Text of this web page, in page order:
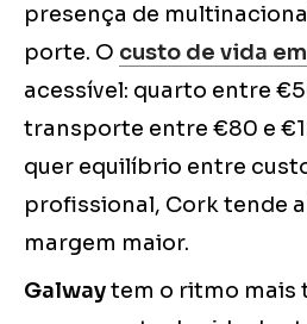
presença de
porte. O custo de vida
acessível: quarto entre
transporte entre €80 e
quer equilíbrio entre
profissional, Cork tende
margem maior.
Galwaytem o ritmo mais